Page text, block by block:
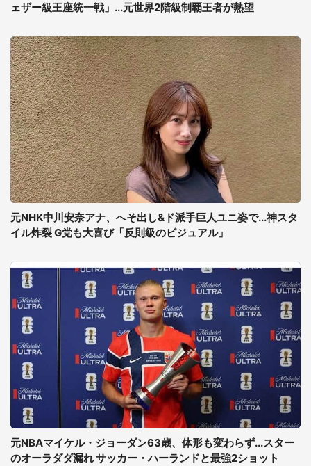
ェザー級王座統一戦」...元世界2階級制覇王者が熱望
元NHK中川安奈アナ、へそ出し&ド派手巨人ユニ姿で...神スタ
イル炸裂 G党も大喜び「反則級のビジュアル」
元NBAマイケル・ジョーダン63歳、体形も変わらず...スター
のオーラダダ漏れ サッカー・ハーランドと最強2ショット